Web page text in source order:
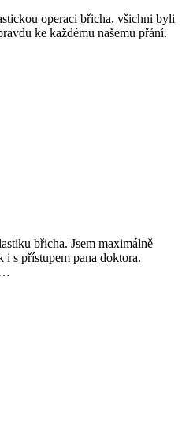
operaci břicha, všichni byli
ke každému našemu přání.
břicha. Jsem maximálně
i s přístupem pana doktora.